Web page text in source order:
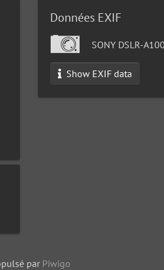
Données EXIF
SONY DSLR-
Show EXIF data
par Piwigo